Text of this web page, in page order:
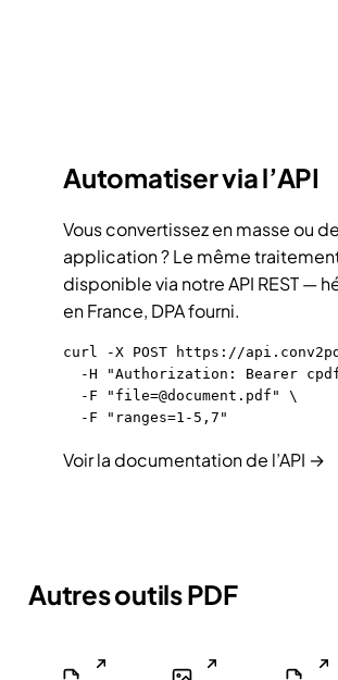
Automatiser via l’API
Vous convertissez en masse ou
application ? Le même
disponible via notreAPI REST—
en France, DPA fourni.
curl -X POST https://
-H "Authorization: Bearer
  -F "file=@document.pdf" \
  -F "ranges=1-5,7"
Voir la documentation de l’API →
Autres outils PDF